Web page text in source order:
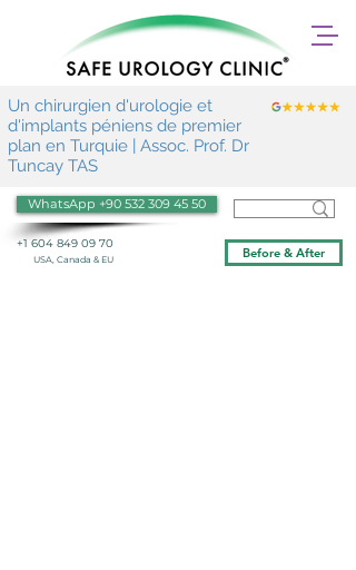
Un chirurgien d'urologie et
d'implants péniens de premier
plan en Turquie | Assoc. Prof. Dr
Tuncay TAS
+1 604 849 09 70
USA, Canada & EU
WhatsApp +90 532 309 45 50
Before & After